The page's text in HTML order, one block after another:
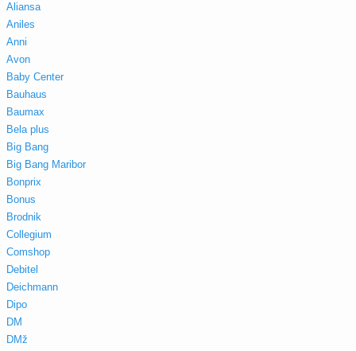
Aliansa
Aniles
Anni
Avon
Baby Center
Bauhaus
Baumax
Bela plus
Big Bang
Big Bang Maribor
Bonprix
Bonus
Brodnik
Collegium
Comshop
Debitel
Deichmann
Dipo
DM
DMž